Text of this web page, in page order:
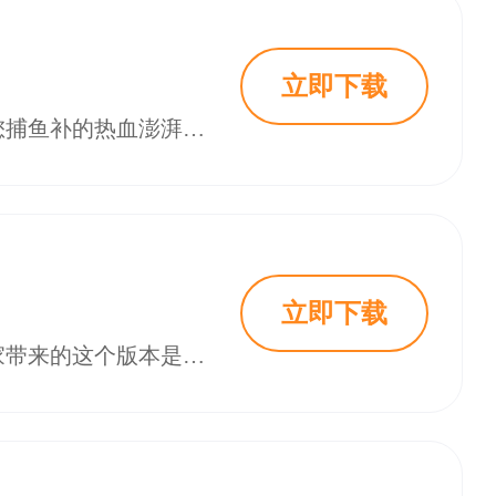
海王捕鱼免费下载携正宗街机的经典玩法重新回归，极具爽快的射击感受，让您捕鱼补的热血澎湃，炫丽的输出效果，让您的感官充分感受这视觉盛宴，然而，游戏开发商不仅仅满足于经典玩法，还给大家带来了全新的原创玩法，您不仅可以在海底捕鱼还可以带着您的船只前往其它海域捕鱼，在船只返港后，您将收获一大笔报酬，这些报酬将在以后的捕鱼生涯中起着重要的作用。
立即下载
捕鱼金蟾去哪了快手最新版是一款非常好玩的街机捕鱼类手游，小编现在为大家带来的这个版本是快手的专属版本，你可以去使用自己的快手账号进行登录，还有许多的奖励可以领取哦！在捕鱼金蟾去哪了快手版中，我们将会体验到最纯正的捕鱼体验，那些经典的鱼类等你来捕获，还有超多强大的BOSS等你来击败哦，感兴趣的小伙伴就赶快下载试试吧！
立即下载